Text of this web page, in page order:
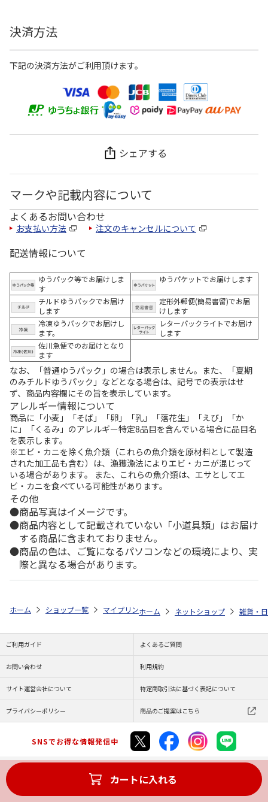
決済方法
下記の決済方法がご利用頂けます。
シェアする
マークや記載内容について
よくあるお問い合わせ
お支払い方法 注文のキャンセルについて
配送情報について
ゆうパック等でお届けしま
す
ゆうパケットでお届けします
チルドゆうパックでお届け
します
定形外郵便(簡易書留)でお届
けします
冷凍ゆうパックでお届けし
ます。
レターパックライトでお届け
します
佐川急便でのお届けとなり
ます
なお、「普通ゆうパック」の場合は表示しません。また、「夏期
のみチルドゆうパック」などとなる場合は、記号での表示はせ
ず、商品内容欄にその旨を表示しています。
アレルギー情報について
商品に「小麦」「そば」「卵」「乳」「落花生」「えび」「か
に」「くるみ」のアレルギー特定8品目を含んでいる場合に品目名
を表示します。
※エビ・カニを除く魚介類（これらの魚介類を原材料として製造
された加工品も含む）は、漁獲漁法によりエビ・カニが混じって
いる場合があります。 また、これらの魚介類は、エサとしてエ
ビ・カニを食べている可能性があります。
その他
商品写真はイメージです。
商品内容として記載されていない「小道具類」はお届け
する商品に含まれておりません。
商品の色は、ご覧になるパソコンなどの環境により、実
際と異なる場合があります。
カートに入れる
ホーム ショップ一覧 マイプリント シルエットプレート【アメリ
ホーム ネットショップ 雑貨・
ご利用ガイド よくあるご質問
お問い合わせ 利用規約
サイト運営会社について 特定商取引法に基づく表記について
プライバシーポリシー 商品のご提案はこちら
SNSでお得な情報発信中